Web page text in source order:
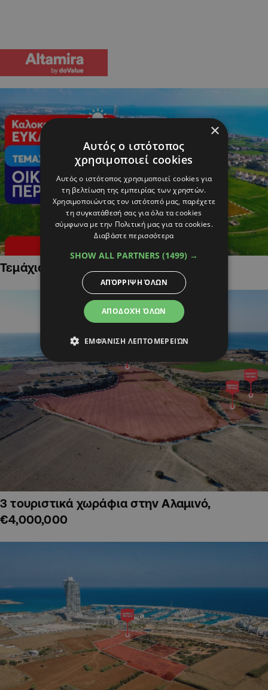
Τεμάχια Γης σε Οικιστικές Περιοχές
3 τουριστικά χωράφια στην Αλαμινό,
€4,000,000
×
Αυτός ο ιστότοπος
χρησιμοποιεί cookies
Αυτός ο ιστότοπος χρησιμοποιεί cookies για
τη βελτίωση της εμπειρίας των χρηστών.
Χρησιμοποιώντας τον ιστότοπό μας, παρέχετε
τη συγκατάθεσή σας για όλα τα cookies
σύμφωνα με την Πολιτική μας για τα cookies.
Διαβάστε περισσότερα
SHOW ALL PARTNERS (1499) →
ΑΠΟΔΟΧΉ ΌΛΩΝ
ΑΠΌΡΡΙΨΗ ΌΛΩΝ
ΕΜΦΆΝΙΣΗ ΛΕΠΤΟΜΕΡΕΙΏΝ